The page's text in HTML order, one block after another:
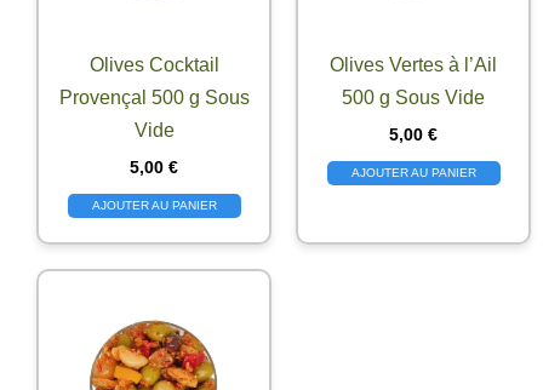
Olives Cocktail
Provençal 500 g Sous
Vide
5,00 €
AJOUTER AU PANIER
Olives Vertes à l’Ail
500 g Sous Vide
5,00 €
AJOUTER AU PANIER